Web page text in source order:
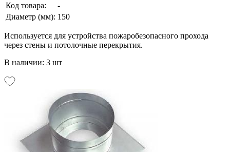
Код товара:
-
Диаметр (мм): 150
Используется для устройства пожаробезопасного прохода
через стены и потолочные перекрытия.
В наличии: 3 шт